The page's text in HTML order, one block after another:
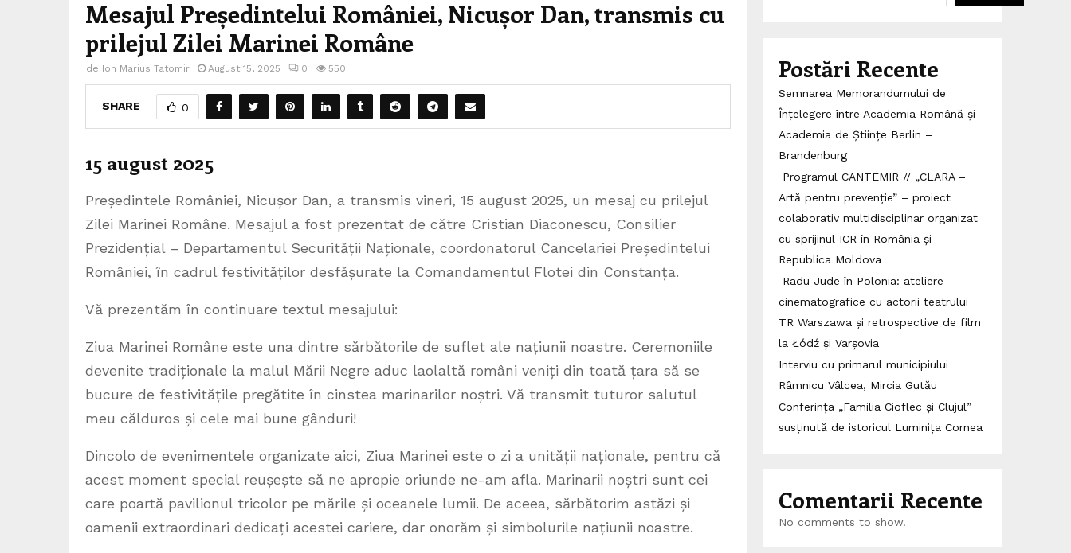
Mesajul Președintelui României, Nicușor Dan, transmis cu
prilejul Zilei Marinei Române
de Ion Marius Tatomir August 15, 2025 0 550
SHARE 0
15 august 2025
Președintele României, Nicușor Dan, a transmis vineri, 15 august 2025, un mesaj cu prilejul
Zilei Marinei Române. Mesajul a fost prezentat de către Cristian Diaconescu, Consilier
Prezidențial – Departamentul Securității Naționale, coordonatorul Cancelariei Președintelui
României, în cadrul festivităților desfășurate la Comandamentul Flotei din Constanța.
Vă prezentăm în continuare textul mesajului:
Ziua Marinei Române este una dintre sărbătorile de suflet ale națiunii noastre. Ceremoniile
devenite tradiționale la malul Mării Negre aduc laolaltă români veniți din toată țara să se
bucure de festivitățile pregătite în cinstea marinarilor noștri. Vă transmit tuturor salutul
meu călduros și cele mai bune gânduri!
Dincolo de evenimentele organizate aici, Ziua Marinei este o zi a unității naționale, pentru că
acest moment special reușește să ne apropie oriunde ne-am afla. Marinarii noștri sunt cei
care poartă pavilionul tricolor pe mările și oceanele lumii. De aceea, sărbătorim astăzi și
oamenii extraordinari dedicați acestei cariere, dar onorăm și simbolurile națiunii noastre.
Postări Recente
Semnarea Memorandumului de
Înțelegere între Academia Română și
Academia de Științe Berlin –
Brandenburg
Programul CANTEMIR // „CLARA –
Artă pentru prevenție” – proiect
colaborativ multidisciplinar organizat
cu sprijinul ICR în România și
Republica Moldova
Radu Jude în Polonia: ateliere
cinematografice cu actorii teatrului
TR Warszawa și retrospective de film
la Łódź și Varșovia
Interviu cu primarul municipiului
Râmnicu Vâlcea, Mircia Gutău
Conferința „Familia Cioflec și Clujul”
susținută de istoricul Luminița Cornea
Comentarii Recente
No comments to show.